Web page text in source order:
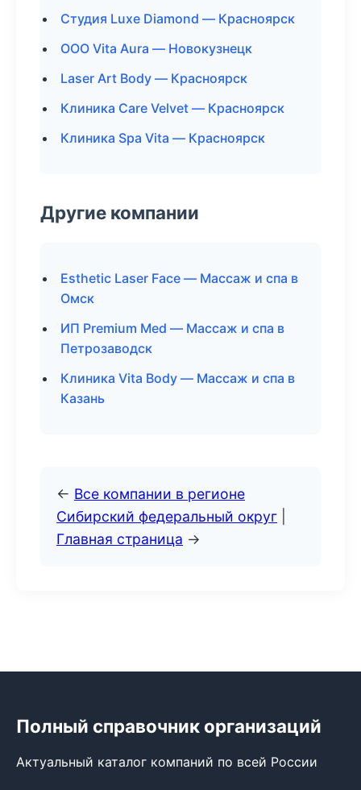
Студия Luxe Diamond — Красноярск
ООО Vita Aura — Новокузнецк
Laser Art Body — Красноярск
Клиника Care Velvet — Красноярск
Клиника Spa Vita — Красноярск
Другие компании
Esthetic Laser Face — Массаж и спа в
Омск
ИП Premium Med — Массаж и спа в
Петрозаводск
Клиника Vita Body — Массаж и спа в
Казань
← Все компании в регионе
Сибирский федеральный округ
Главная страница →
Полный справочник организаций
Актуальный каталог компаний по всей России